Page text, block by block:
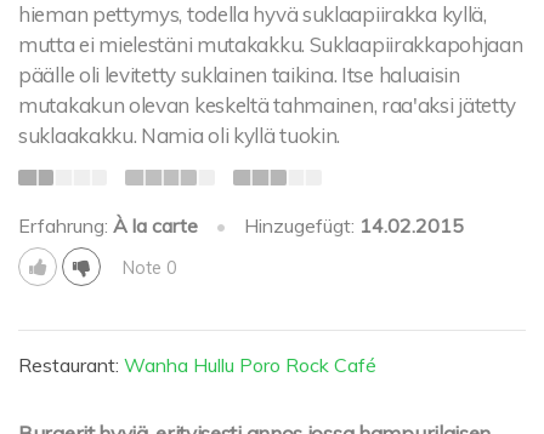
hieman pettymys, todella hyvä suklaapiirakka kyllä,
mutta ei mielestäni mutakakku. Suklaapiirakkapohjaan
päälle oli levitetty suklainen taikina. Itse haluaisin
mutakakun olevan keskeltä tahmainen, raa'aksi jätetty
suklaakakku. Namia oli kyllä tuokin.
Erfahrung: À la carte • Hinzugefügt: 14.02.2015
Note 0
Restaurant: Wanha Hullu Poro Rock Café